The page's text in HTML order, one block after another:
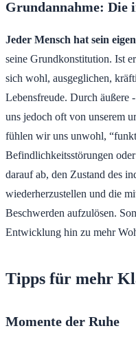
Grundannahme:
Jeder Mensch hat sein
seine Grundkonstitution. Ist
sich wohl, ausgeglichen,
Lebensfreude. Durch äußere
uns jedoch oft von unserem
fühlen wir uns unwohl,
Befindlichkeitsstörungen
darauf ab, den Zustand des
wiederherzustellen und die
Beschwerden aufzulösen.
Entwicklung hin zu mehr
Tipps für mehr
Momente der Ruhe